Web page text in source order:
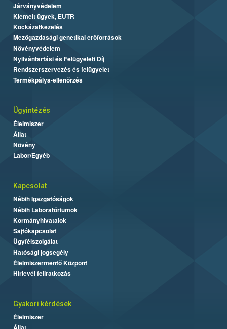
Járványvédelem
Kiemelt ügyek, EUTR
Kockázatkezelés
Mezőgazdasági genetikai erőforrások
Növényvédelem
Nyilvántartási és Felügyeleti Díj
Rendszerszervezés és felügyelet
Termékpálya-ellenőrzés
Ügyintézés
Élelmiszer
Állat
Növény
Labor/Egyéb
Kapcsolat
Nébih Igazgatóságok
Nébih Laboratóriumok
Kormányhivatalok
Sajtókapcsolat
Ügyfélszolgálat
Hatósági jogsegély
Élelmiszermentő Központ
Hírlevél feliratkozás
Gyakori kérdések
Élelmiszer